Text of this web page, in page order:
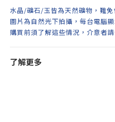
水晶/礦石/玉皆為天然礦物，難
圖片為自然光下拍攝，每台電腦
購買前須了解這些情況，介意者
了解更多